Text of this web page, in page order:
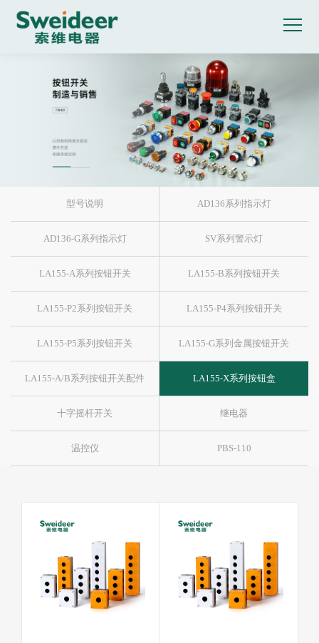
型号说明 AD136系列指示灯
AD136-G系列指示灯 SV系列警示灯
LA155-A系列按钮开关 LA155-B系列按钮开关
LA155-P2系列按钮开关 LA155-P4系列按钮开关
LA155-P5系列按钮开关 LA155-G系列金属按钮开关
LA155-A/B系列按钮开关配件 LA155-X系列按钮盒
十字摇杆开关 继电器
温控仪 PBS-110